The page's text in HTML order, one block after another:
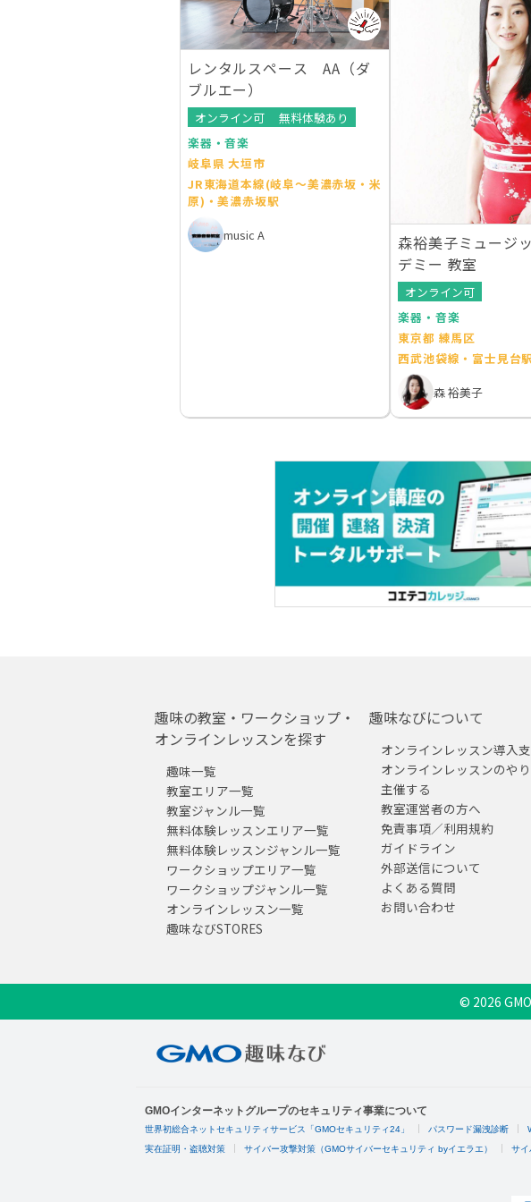
レンタルスペース AA（ダ
ブルエー）
オンライン可
無料体験あり
楽器・音楽
岐阜県 大垣市
JR東海道本線(岐阜～美濃赤坂・米
原)・美濃赤坂駅
music A
森裕美子ミュージ
デミー 教室
オンライン可
楽器・音楽
東京都 練馬区
西武池袋線・富士見台
森 裕美子
趣味の教室・ワークショップ・
オンラインレッスンを探す
趣味一覧
教室エリア一覧
教室ジャンル一覧
無料体験レッスンエリア一覧
無料体験レッスンジャンル一覧
ワークショップエリア一覧
ワークショップジャンル一覧
オンラインレッスン一覧
趣味なびSTORES
趣味なびについて
オンラインレッスン導入
オンラインレッスンのや
主催する
教室運営者の方へ
免責事項／利用規約
ガイドライン
外部送信について
よくある質問
お問い合わせ
© 2026